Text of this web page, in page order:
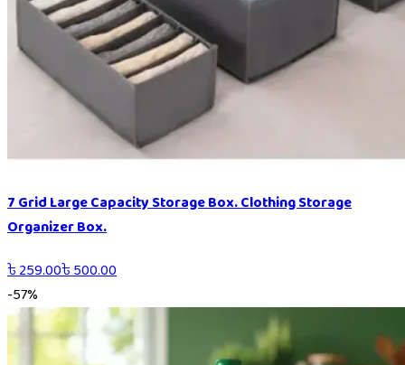
7 Grid Large Capacity Storage Box. Clothing Storage
Organizer Box.
৳259.00৳500.00
-57%